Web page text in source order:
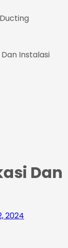
Instalasi
Dan
2024